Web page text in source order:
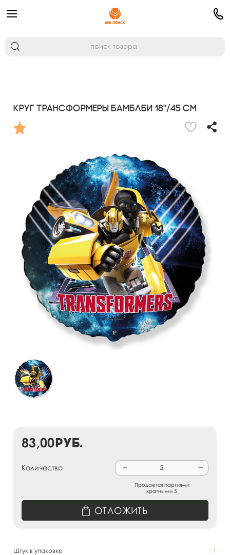
Круг Трансформеры Бамблби 18"/45 см
Штук в упаковке
1
83,00руб.
Количество
Продается партиями
кратными 5
ОТЛОЖИТЬ